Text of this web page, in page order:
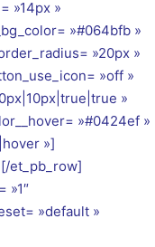
»14px »
»#064bfb »
»20px »
»off »
»
»#0424ef »
»]
et_pb_row]
»1″
»default »